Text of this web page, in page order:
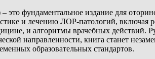
это фундаментальное издание для
и лечению ЛОР-патологий, включая
и алгоритмы врачебных действий.
направленности, книга станет
образовательных стандартов.